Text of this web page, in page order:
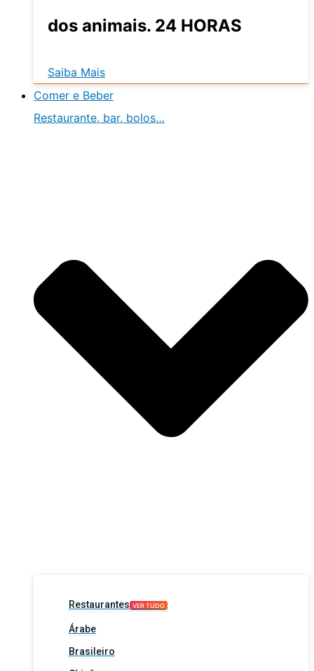
dos animais. 24 HORAS
Saiba Mais
Comer e Beber
Restaurante, bar, bolos…
Restaurantes VER TUDO
Árabe
Brasileiro